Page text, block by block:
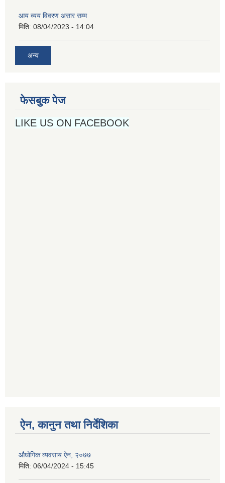
आय व्यय विवरण असार सम्म
मिति: 08/04/2023 - 14:04
अन्य
फेसबुक पेज
LIKE US ON FACEBOOK
ऐन, कानुन तथा निर्देशिका
औधोगिक व्यवसाय ऐन, २०७७
मिति: 06/04/2024 - 15:45